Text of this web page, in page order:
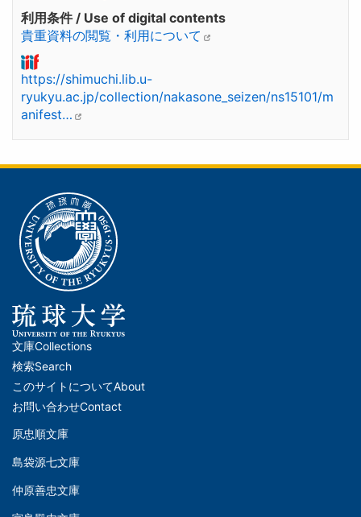
利用条件 / Use of digital contents
貴重資料の閲覧・利用について
https://shimuchi.lib.u-
ryukyu.ac.jp/collection/nakasone_seizen/ns15101/m
anifest…
メ
イ
ン
ナ
ビ
ー
文庫Collections
検索Search
このサイトについてAbout
お問い合わせContact
文
(Left)
原忠順文庫
島袋源七文庫
仲原善忠文庫